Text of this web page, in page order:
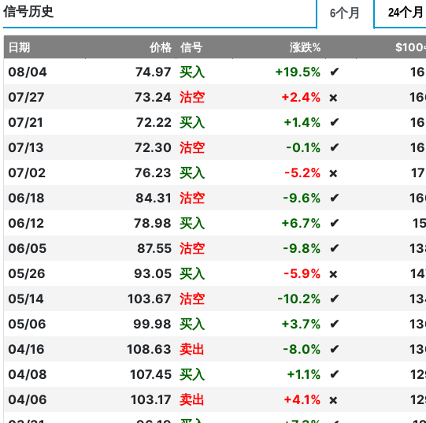
信号历史 6个月 24个月
日期 价格 信号 涨跌%
08/04 74.97 买入 +19.5% ✔
07/27
73.24 沽空 +2.4% ❌
07/21
72.22 买入 +1.4% ✔
07/13
72.30 沽空 -0.1% ✔
07/02
76.23 买入 -5.2% ❌
06/18
84.31 沽空 -9.6% ✔
06/12
78.98 买入 +6.7% ✔
06/05
87.55 沽空 -9.8% ✔
05/26
93.05 买入 -5.9% ❌
05/14
103.67 沽空 -10.2% ✔
05/06
99.98 买入 +3.7% ✔
04/16
108.63 卖出 -8.0% ✔
04/08
107.45 买入 +1.1% ✔
04/06
103.17 卖出 +4.1% ❌